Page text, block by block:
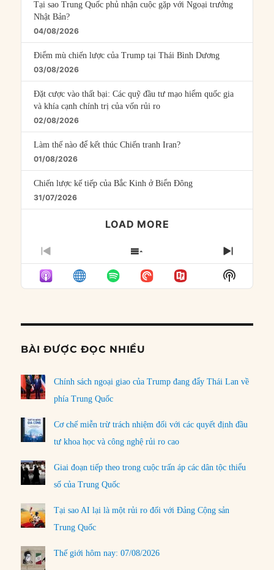
Tại sao Trung Quốc phủ nhận cuộc gặp với Ngoại trưởng
Nhật Bản?
04/08/2026
Điểm mù chiến lược của Trump tại Thái Bình Dương
03/08/2026
Đặt cược vào thất bại: Các quỹ đầu tư mạo hiểm quốc gia
và khía cạnh chính trị của vốn rủi ro
02/08/2026
Làm thế nào để kết thúc Chiến tranh Iran?
01/08/2026
Chiến lược kế tiếp của Bắc Kinh ở Biển Đông
31/07/2026
LOAD MORE
PREVIOUS
EPISODE
SHOW
EPISODES
LIST
NEXT
Show
Podcast
BÀI ĐƯỢC ĐỌC NHIỀU
Chính sách ngoại giao của Trump đang đẩy Thái Lan về
phía Trung Quốc
Cơ chế miễn trừ trách nhiệm đối với các quyết định đầu
tư khoa học và công nghệ rủi ro cao
Giai đoạn tiếp theo trong cuộc trấn áp các dân tộc thiểu
số của Trung Quốc
Tại sao AI lại là một rủi ro đối với Đảng Cộng sản
Trung Quốc
Thế giới hôm nay: 07/08/2026